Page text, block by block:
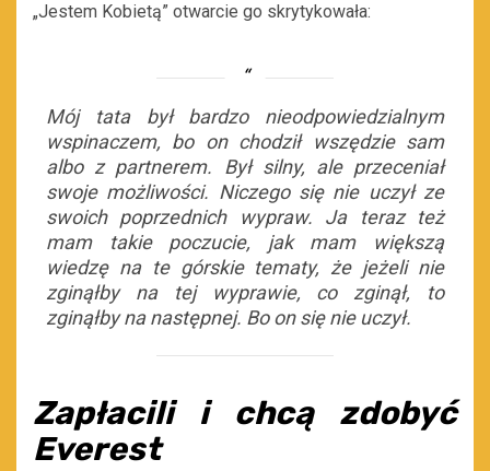
„Jestem Kobietą” otwarcie go skrytykowała:
Mój tata był bardzo nieodpowiedzialnym
wspinaczem, bo on chodził wszędzie sam
albo z partnerem. Był silny, ale przeceniał
swoje możliwości. Niczego się nie uczył ze
swoich poprzednich wypraw. Ja teraz też
mam takie poczucie, jak mam większą
wiedzę na te górskie tematy, że jeżeli nie
zginąłby na tej wyprawie, co zginął, to
zginąłby na następnej. Bo on się nie uczył.
Zapłacili i chcą zdobyć
Everest